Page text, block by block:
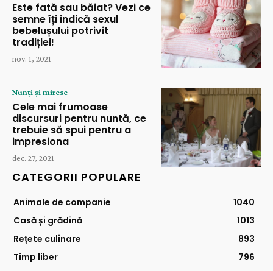
Este fată sau băiat? Vezi ce
semne îți indică sexul
bebelușului potrivit
tradiției!
nov. 1, 2021
Nunți și mirese
Cele mai frumoase
discursuri pentru nuntă, ce
trebuie să spui pentru a
impresiona
dec. 27, 2021
CATEGORII POPULARE
Animale de companie
1040
Casă și grădină
1013
Rețete culinare
893
Timp liber
796